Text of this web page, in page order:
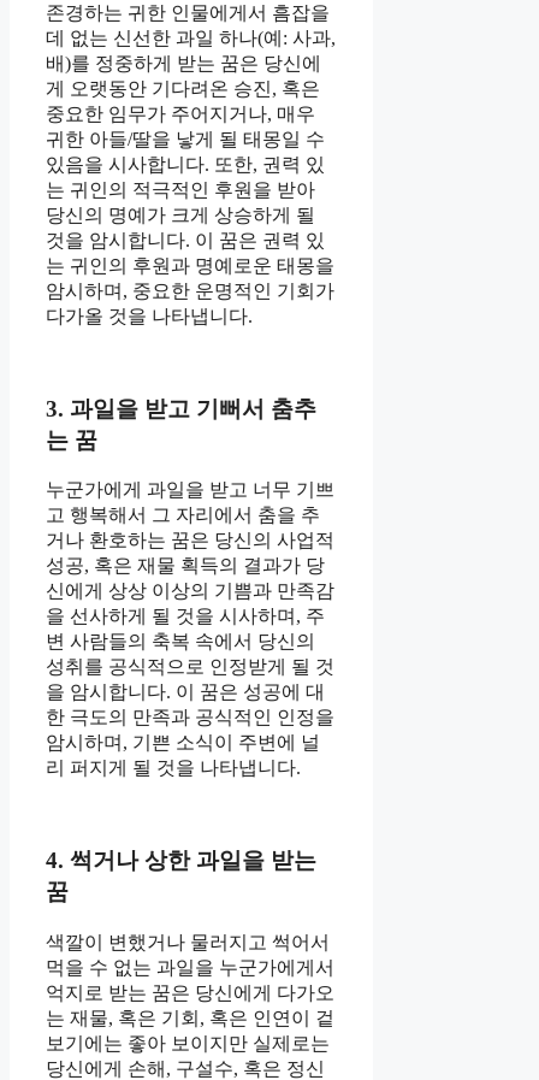
존경하는 귀한 인물에게서 흠잡을
데 없는 신선한 과일 하나(예: 사과,
배)를 정중하게 받는 꿈은 당신에
게 오랫동안 기다려온 승진, 혹은
중요한 임무가 주어지거나, 매우
귀한 아들/딸을 낳게 될 태몽일 수
있음을 시사합니다. 또한, 권력 있
는 귀인의 적극적인 후원을 받아
당신의 명예가 크게 상승하게 될
것을 암시합니다. 이 꿈은 권력 있
는 귀인의 후원과 명예로운 태몽을
암시하며, 중요한 운명적인 기회가
다가올 것을 나타냅니다.
3. 과일을 받고 기뻐서 춤추
는 꿈
누군가에게 과일을 받고 너무 기쁘
고 행복해서 그 자리에서 춤을 추
거나 환호하는 꿈은 당신의 사업적
성공, 혹은 재물 획득의 결과가 당
신에게 상상 이상의 기쁨과 만족감
을 선사하게 될 것을 시사하며, 주
변 사람들의 축복 속에서 당신의
성취를 공식적으로 인정받게 될 것
을 암시합니다. 이 꿈은 성공에 대
한 극도의 만족과 공식적인 인정을
암시하며, 기쁜 소식이 주변에 널
리 퍼지게 될 것을 나타냅니다.
4. 썩거나 상한 과일을 받는
꿈
색깔이 변했거나 물러지고 썩어서
먹을 수 없는 과일을 누군가에게서
억지로 받는 꿈은 당신에게 다가오
는 재물, 혹은 기회, 혹은 인연이 겉
보기에는 좋아 보이지만 실제로는
당신에게 손해, 구설수, 혹은 정신